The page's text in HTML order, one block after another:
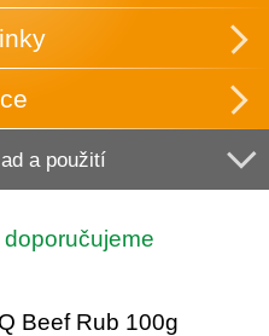
a použití
Beef Rub 100g